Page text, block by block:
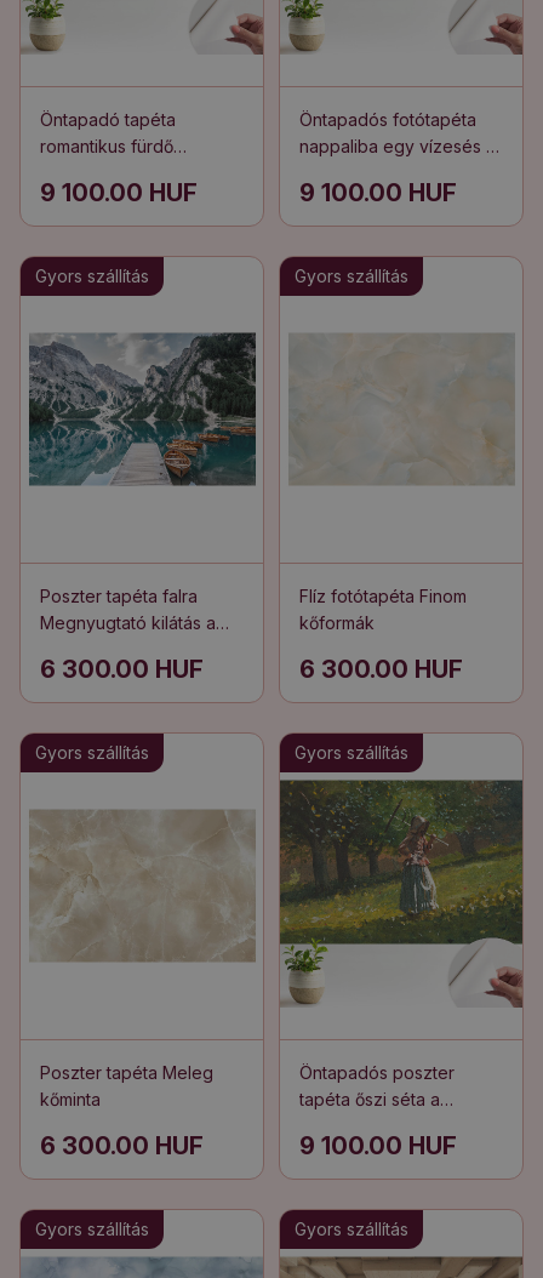
Öntapadó tapéta
romantikus fürdő
9 100.00 HUF
Öntapadós fotótapéta
nappaliba egy vízesés a
9 100.00 HUF
Gyors szállítás
Poszter tapéta falra
Megnyugtató kilátás a
tóra
6 300.00 HUF
Gyors szállítás
Flíz fotótapéta Finom
kőformák
6 300.00 HUF
Gyors szállítás
Poszter tapéta Meleg
kőminta
6 300.00 HUF
Gyors szállítás
Öntapadós poszter
tapéta őszi séta a
9 100.00 HUF
Gyors szállítás Gyors szállítás